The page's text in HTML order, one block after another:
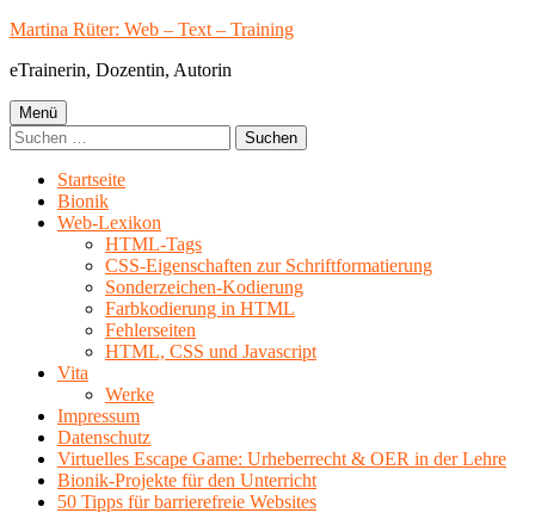
Springe
Inhalt
Martina Rüter: Web – Text – Training
eTrainerin, Dozentin, Autorin
Primäres
Menü
Menü
Suchen
nach:
Startseite
Bionik
Web-Lexikon
HTML-Tags
CSS-Eigenschaften zur Schriftformatierung
Sonderzeichen-Kodierung
Farbkodierung in HTML
Fehlerseiten
HTML, CSS und Javascript
Vita
Werke
Impressum
Datenschutz
Virtuelles Escape Game: Urheberrecht & OER in der Lehre
Bionik-Projekte für den Unterricht
50 Tipps für barrierefreie Websites